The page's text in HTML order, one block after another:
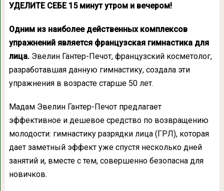
УДЕЛИТЕ СЕБЕ 15 минут утром и вечером!
Одним из наиболее действенных комплексов
упражнений является французская гимнастика для
лица.Эвелин Гантер-Печот, французский косметолог,
разработавшая данную гимнастику, создала эти
упражнения в возрасте старше 50 лет.
Мадам Эвелин Гантер-Печот предлагает
эффективное и дешевое средство по возвращению
молодости: гимнастику разрядки лица (ГРЛ), которая
дает заметный эффект уже спустя несколько дней
занятий и, вместе с тем, совершенно безопасна для
новичков.